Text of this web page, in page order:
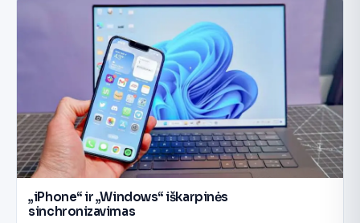
„iPhone“ ir „Windows“ iškarpinės
sinchronizavimas